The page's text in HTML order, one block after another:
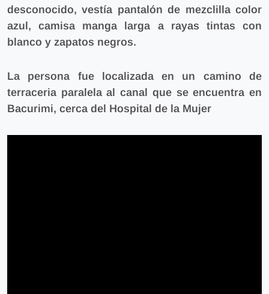
desconocido, vestía pantalón de mezclilla color
azul, camisa manga larga a rayas tintas con
blanco y zapatos negros.
La persona fue localizada en un camino de
terraceria paralela al canal que se encuentra en
Bacurimi, cerca del Hospital de la Mujer